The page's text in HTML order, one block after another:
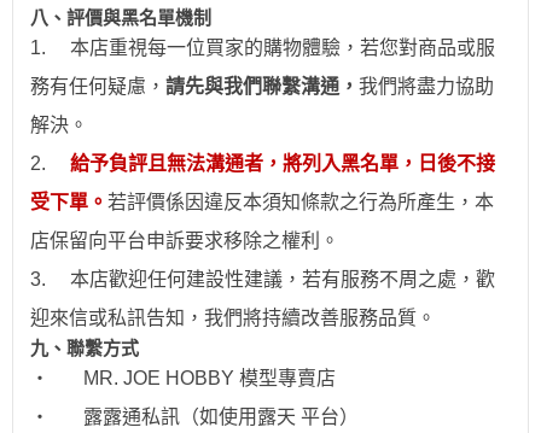
八、評價與黑名單機制
1.
本店重視每一位買家的購物體驗，若您對商品或服
務有任何疑慮， 請先與我們聯繫溝通， 我們將盡力協助
解決。
2.
給予負評且無法溝通者，將列入黑名單，日後不接
受下單。 若評價係因違反本須知條款之行為所產生，本
店保留向平台申訴要求移除之權利。
3.
本店歡迎任何建設性建議，若有服務不周之處，歡
迎來信或私訊告知，我們將持續改善服務品質。
九、聯繫方式
‧
MR. JOE HOBBY 模型專賣店
‧
露露通私訊（如使用露天 平台）